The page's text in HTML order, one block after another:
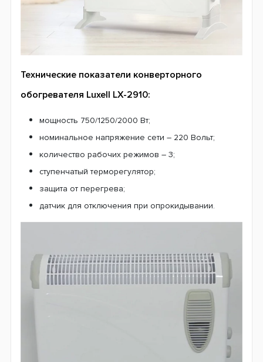
Технические показатели конверторного
обогревателя Luxell LX-2910:
мощность 750/1250/2000 Вт;
номинальное напряжение сети – 220 Вольт;
количество рабочих режимов – 3;
ступенчатый терморегулятор;
защита от перегрева;
датчик для отключения при опрокидывании.